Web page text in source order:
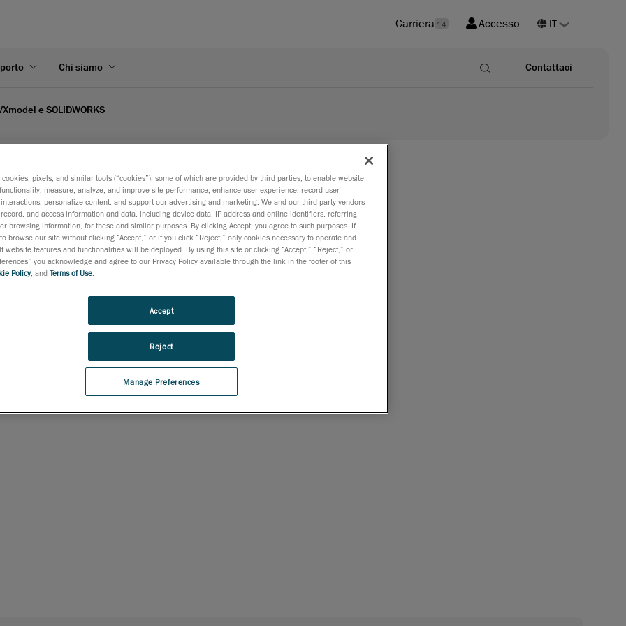
Carriera 14 Accesso
Chi siamo Contattaci
e SOLIDWORKS
| Creaform's video
scanner e al software 3D Creaform. Vi proponiamo una panoramica
dei dati alla preparazione della stampa 3D fino alla
cookies, pixels, and similar tools (“cookies”), some of which are provided by third parties, to enable website
measure, analyze, and improve site performance; enhance user experience; record user
personalize content; and support our advertising and marketing. We and our third-party vendors
and access information and data, including device data, IP address and online identifiers, referring
browsing information, for these and similar purposes. By clicking Accept, you agree to such purposes. If
browse our site without clicking “Accept,” or if you click “Reject,” only cookies necessary to operate and
website features and functionalities will be deployed. By using this site or clicking “Accept,” “Reject,” or
you acknowledge and agree to our Privacy Policy available through the link in the footer of this
Policy, and Terms of Use
Manage Preferences
Reject
Accept